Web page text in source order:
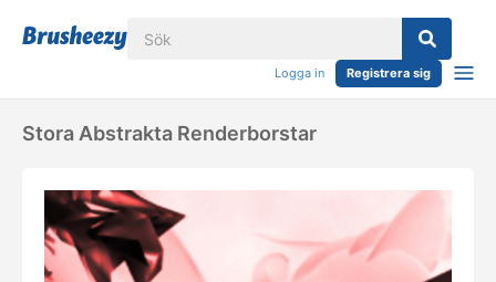
Logga in Registrera sig
Stora Abstrakta Renderborstar